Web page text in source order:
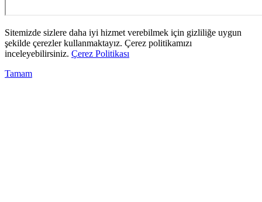
Sitemizde sizlere daha iyi hizmet verebilmek için gizliliğe uygun
şekilde çerezler kullanmaktayız. Çerez politikamızı
inceleyebilirsiniz. Çerez Politikası
Tamam